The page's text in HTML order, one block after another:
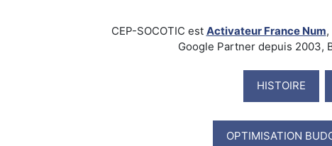
CEP-SOCOTIC est Activateur France Num
Google Partner depuis 2003,
HISTOIRE
OPTIMISATION